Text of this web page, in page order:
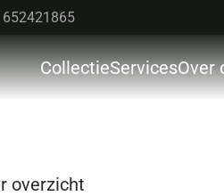
CollectieServicesOver
overzicht